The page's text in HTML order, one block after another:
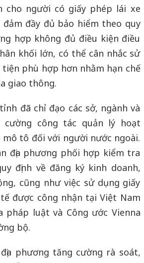
cho người có giấy phép lái xe
đầy đủ bảo hiểm theo quy
hợp không đủ điều kiện điều
khối lớn, có thể cân nhắc sử
phù hợp hơn nhằm hạn chế
giao thông.
đã chỉ đạo các sở, ngành và
cường công tác quản lý hoạt
mô tô đối với người nước ngoài.
địa phương phối hợp kiểm tra
định về đăng ký kinh doanh,
cũng như việc sử dụng giấy
được công nhận tại Việt Nam
pháp luật và Công ước Vienna
bộ.
phương tăng cường rà soát,